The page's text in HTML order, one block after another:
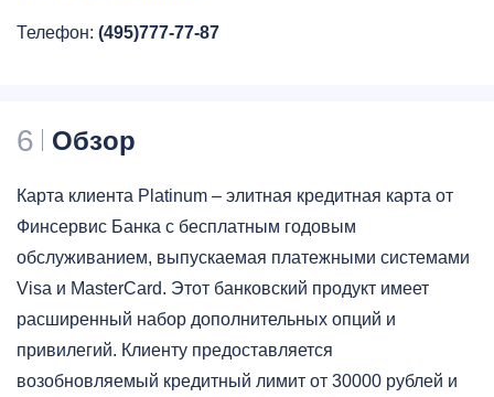
Телефон: (495)777-77-87
6 Обзор
Карта клиента Platinum – элитная кредитная карта от
Финсервис Банка с бесплатным годовым
обслуживанием, выпускаемая платежными системами
Visa и MasterCard. Этот банковский продукт имеет
расширенный набор дополнительных опций и
привилегий. Клиенту предоставляется
возобновляемый кредитный лимит от 30000 рублей и